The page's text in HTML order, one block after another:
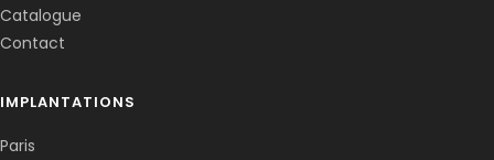
Catalogue
Contact
IMPLANTATIONS
Paris